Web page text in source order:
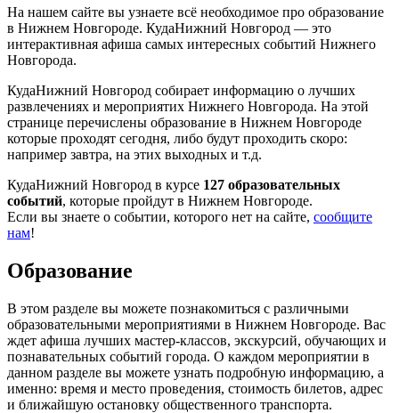
На нашем сайте вы узнаете всё необходимое про образование
в Нижнем Новгороде. КудаНижний Новгород — это
интерактивная афиша самых интересных событий Нижнего
Новгорода.
КудаНижний Новгород собирает информацию о лучших
развлечениях и мероприятих Нижнего Новгорода. На этой
странице перечислены образование в Нижнем Новгороде
которые проходят сегодня, либо будут проходить скоро:
например завтра, на этих выходных и т.д.
КудаНижний Новгород в курсе 127 образовательных
событий, которые пройдут в Нижнем Новгороде.
Если вы знаете о событии, которого нет на сайте, сообщите
нам!
Образование
В этом разделе вы можете познакомиться с различными
образовательными мероприятиями в Нижнем Новгороде. Вас
ждет афиша лучших мастер-классов, экскурсий, обучающих и
познавательных событий города. О каждом мероприятии в
данном разделе вы можете узнать подробную информацию, а
именно: время и место проведения, стоимость билетов, адрес
и ближайшую остановку общественного транспорта.